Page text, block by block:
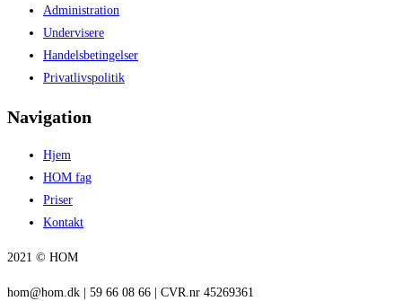
Administration
Undervisere
Handelsbetingelser
Privatlivspolitik
Navigation
Hjem
HOM fag
Priser
Kontakt
2021 © HOM
hom@hom.dk | 59 66 08 66 | CVR.nr 45269361